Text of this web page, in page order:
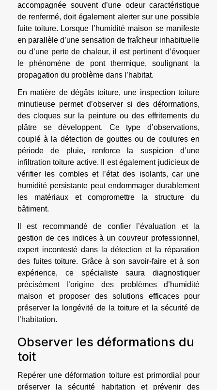
accompagnée souvent d’une odeur caractéristique
de renfermé, doit également alerter sur une possible
fuite toiture. Lorsque l’humidité maison se manifeste
en parallèle d’une sensation de fraîcheur inhabituelle
ou d’une perte de chaleur, il est pertinent d’évoquer
le phénomène de pont thermique, soulignant la
propagation du problème dans l’habitat.
En matière de dégâts toiture, une inspection toiture
minutieuse permet d’observer si des déformations,
des cloques sur la peinture ou des effritements du
plâtre se développent. Ce type d’observations,
couplé à la détection de gouttes ou de coulures en
période de pluie, renforce la suspicion d’une
infiltration toiture active. Il est également judicieux de
vérifier les combles et l’état des isolants, car une
humidité persistante peut endommager durablement
les matériaux et compromettre la structure du
bâtiment.
Il est recommandé de confier l’évaluation et la
gestion de ces indices à un couvreur professionnel,
expert incontesté dans la détection et la réparation
des fuites toiture. Grâce à son savoir-faire et à son
expérience, ce spécialiste saura diagnostiquer
précisément l’origine des problèmes d’humidité
maison et proposer des solutions efficaces pour
préserver la longévité de la toiture et la sécurité de
l’habitation.
Observer les déformations du
toit
Repérer une déformation toiture est primordial pour
préserver la sécurité habitation et prévenir des